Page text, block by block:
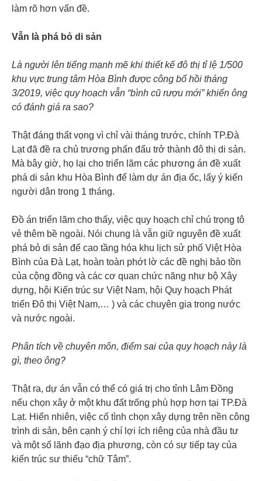
làm rõ hơn vấn đề.
Vẫn là phá bỏ di sản
Là người lên tiếng mạnh mẽ khi thiết kế đô thị tỉ lệ 1/500
khu vực trung tâm Hòa Bình được công bố hồi tháng
3/2019, việc quy hoạch vẫn “bình cũ rượu mới” khiến ông
có đánh giá ra sao?
Thật đáng thất vọng vì chỉ vài tháng trước, chính TP.Đà
Lạt đã đề ra chủ trương phấn đấu trở thành đô thị di sản.
Mà bây giờ, họ lại cho triển lãm các phương án đề xuất
phá di sản khu Hòa Bình để làm dự án địa ốc, lấy ý kiến
người dân trong 1 tháng.
Đồ án triển lãm cho thấy, việc quy hoạch chỉ chú trọng tô
vẻ thêm bề ngoài. Nói chung là vẫn giữ nguyên đề xuất
phá bỏ di sản để cao tầng hóa khu lịch sử phố Việt Hòa
Bình của Đà Lạt, hoàn toàn phớt lờ các đề nghị bảo tồn
của cộng đồng và các cơ quan chức năng như bộ Xây
dựng, hội Kiến trúc sư Việt Nam, hội Quy hoạch Phát
triển Đô thị Việt Nam,… ) và các chuyên gia trong nước
và nước ngoài.
Phân tích về chuyên môn, điểm sai của quy hoạch này là
gì, theo ông?
Thật ra, dự án vẫn có thể có giá trị cho tỉnh Lâm Đồng
nếu chọn xây ở một khu đất trống phù hợp hơn tại TP.Đà
Lạt. Hiển nhiên, việc cố tình chọn xây dựng trên nền công
trình di sản, bên cạnh ý chí lợi ích riêng của nhà đầu tư
và một số lãnh đạo địa phương, còn có sự tiếp tay của
kiến trúc sư thiếu “chữ Tâm”.